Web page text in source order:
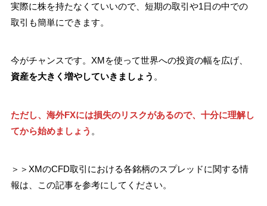
実際に株を持たなくていいので、短期の取引や1日の中での
取引も簡単にできます。
今がチャンスです。XMを使って世界への投資の幅を広げ、
資産を大きく増やしていきましょう 。
ただし、海外FXには損失のリスクがあるので、十分に理解し
てから始めましょう 。
＞＞XMのCFD取引における各銘柄のスプレッドに関する情
報は、この記事を参考にしてください。